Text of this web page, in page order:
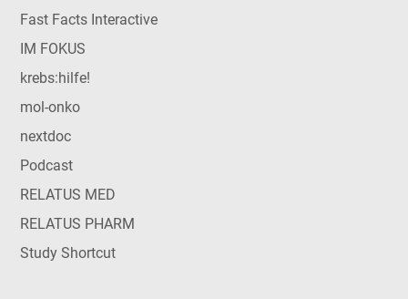
Fast Facts Interactive
IM FOKUS
krebs:hilfe!
mol-onko
nextdoc
Podcast
RELATUS MED
RELATUS PHARM
Study Shortcut